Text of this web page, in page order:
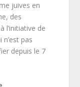
juives en
des
l’initiative de
pas
depuis le 7